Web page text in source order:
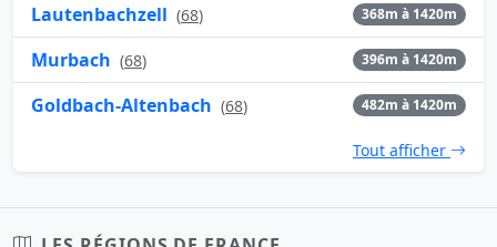
Lautenbachzell (68) 368m à 1420m
Murbach (68) 396m à 1420m
Goldbach-Altenbach (68) 482m à 1420m
Tout afficher